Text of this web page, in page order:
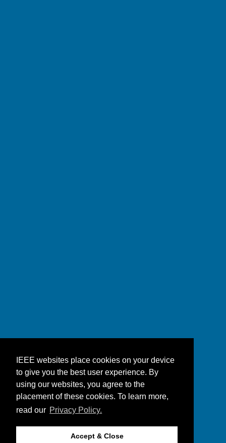
IEEE websites place cookies on your device
to give you the best user experience. By
using our websites, you agree to the
placement of these cookies. To learn more,
read our Privacy Policy.
Accept & Close